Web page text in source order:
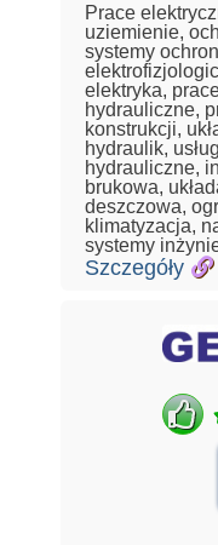
Prace
uziemienie,
systemy
elektryka,
hydrauliczne,
konstrukcji,
hydraulik,
hydrauliczne,
brukowa,
deszczowa,
klimatyzacja,
systemy
Szczegóły